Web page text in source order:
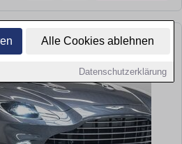
Alle Cookies ablehnen
Datenschutzerklärung